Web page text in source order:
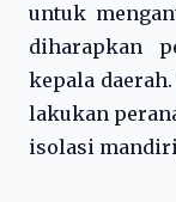
untuk
diharapkan
kepala
lakukan
isolasi